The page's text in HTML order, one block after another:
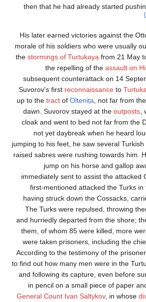
then that he had already started
His later earned victories against the
morale of his soldiers who were usually
the stormings of Turtukaya from 21 May
the repelling of the assault on
subsequent counterattack on 14
Suvorov's first reconnaissance to
up to the tract of Oltenița , not far from the
dawn. Suvorov stayed at the outposts
cloak and went to bed not far from the
not yet daybreak when he heard
jumping to his feet, he saw several
raised sabres were rushing towards him.
jump on his horse and gallop
immediately sent to assist the attacked
first-mentioned attacked the Turks in
having struck down the Cossacks,
The Turks were repulsed, throwing
and hurriedly departed from the shore;
them, of whom 85 were killed, more
were taken prisoners, including the
According to the testimony of the
to find out how many men were in the
and following its capture, even before
in pencil on a small piece of paper
General Count Ivan Saltykov, in whose